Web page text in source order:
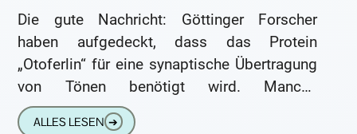
Die gute Nachricht: Göttinger Forscher
haben aufgedeckt, dass das Protein
„Otoferlin“ für eine synaptische Übertragung
von Tönen benötigt wird. Manche
Schwerhörige haben eine spezielle Form der
ALLES LESEN ➔